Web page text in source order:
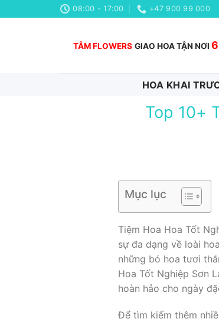
đến
08:00 - 17:00 +47 900 99 000
TÂM FLOWERS GIAO HOA TẬN NƠI
HOA KHAI
Top 10+
Mục lục
Tiệm Hoa Hoa Tốt
sự đa dạng về loài
những bó hoa tươi
Hoa Tốt Nghiệp Sơn
hoàn hảo cho ngày
Để tìm kiếm thêm